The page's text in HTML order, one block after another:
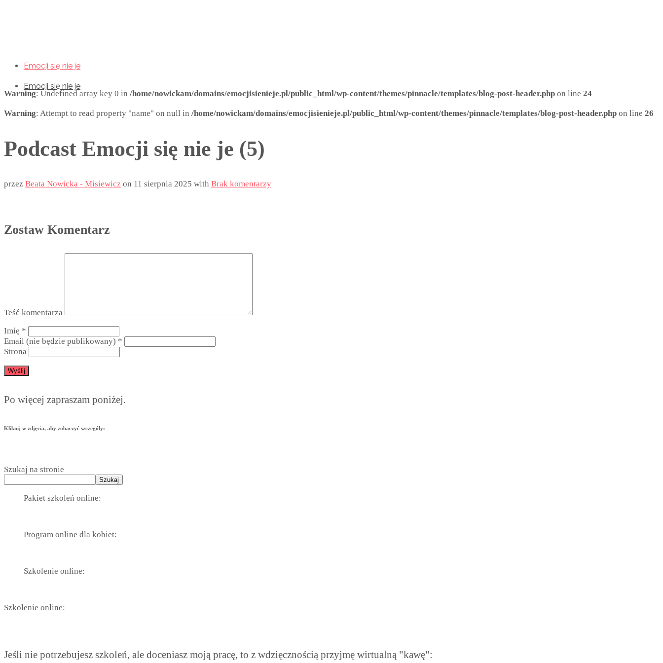
Emocji się nie je
Emocji się nie je
Warning: Undefined array key 0 in /home/nowickam/domains/emocjisienieje.pl/public_html/wp-content/themes/pinnacle/templates/blog-post-header.php on line 24
Warning: Attempt to read property "name" on null in /home/nowickam/domains/emocjisienieje.pl/public_html/wp-content/themes/pinnacle/templates/blog-post-header.php on line 26
Podcast Emocji się nie je (5)
przez Beata Nowicka - Misiewicz on 11 sierpnia 2025 with Brak komentarzy
Zostaw Komentarz
Teść komentarza
Imię *
Email (nie będzie publikowany) *
Strona
Po więcej zapraszam poniżej.
Kliknij w zdjęcia, aby zobaczyć szczególy:
Szukaj na stronie
Szukaj
Pakiet szkoleń online:
Program online dla kobiet:
Szkolenie online:
Szkolenie online:
Jeśli nie potrzebujesz szkoleń, ale doceniasz moją pracę, to z wdzięcznością przyjmę wirtualną "kawę":